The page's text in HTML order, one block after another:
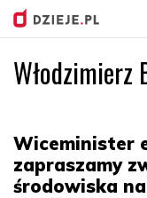
Włodzimierz
Wiceminister
zapraszamy
środowiska